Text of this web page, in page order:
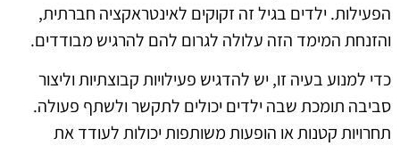
הפעילות. ילדים בגיל זה זקוקים לאינטראקציה חברתית,
והזנחת המימד הזה עלולה לגרום להם להרגיש מבודדים.
כדי למנוע בעיה זו, יש להדגיש פעילויות קבוצתיות וליצור
סביבה תומכת שבה ילדים יכולים לתקשר ולשתף פעולה.
תחרויות קטנות או הופעות משותפות יכולות לעודד את